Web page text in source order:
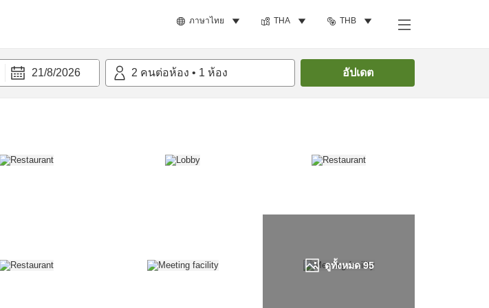
ภาษาไทย THA THB
21/8/2026 2 คนต่อห้อง • 1 ห้อง อัปเดต
ดูทั้งหมด95
ค้นหาห้องพัก